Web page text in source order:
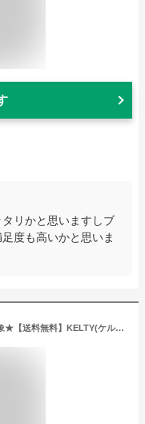
リかと思いますしブ
度も高いかと思いま
★期間限定！最大15％OFFクーポン対象★【送料無料】KELTY(ケルティ) kelty ショルダー ビッグファニー ウエストポーチ ウエストバッグ ボディバッグ 斜め掛けバッグ ヴィンテージ 軽量 メンズ レディース 【コンビニ受取対応商品】【ラッピング無料対象】